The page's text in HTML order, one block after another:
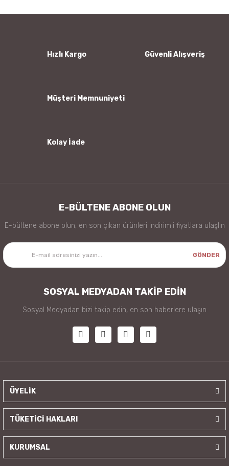
Ürün bilgilerinde hatalar bulunuyor.
Hızlı Kargo Güvenli Alışveriş
Müşteri Memnuniyeti
Kolay İade
E-BÜLTENE ABONE OLUN
E-bültene abone olun, en son çıkan ürünleri indirimli fiyatlara ulaşlın
GÖNDER
SOSYAL MEDYADAN TAKİP EDİN
Sosyal Medyadan bizi takip edin, en son haberlere ulaşın
ÜYELİK
TÜKETİCİ HAKLARI
KURUMSAL